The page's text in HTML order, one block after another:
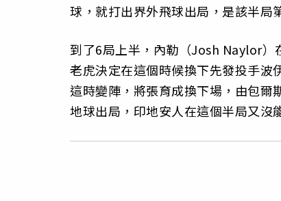
球，就打出界外飛球出局，是該半局
到了6局上半，內勒（Josh Naylor）
老虎決定在這個時候換下先發投手
這時變陣，將張育成換下場，由包
地球出局，印地安人在這個半局又沒